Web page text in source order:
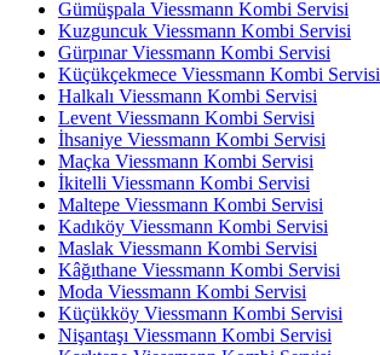
Gümüşpala Viessmann Kombi Servisi
Kuzguncuk Viessmann Kombi Servisi
Gürpınar Viessmann Kombi Servisi
Küçükçekmece Viessmann Kombi Servisi
Halkalı Viessmann Kombi Servisi
Levent Viessmann Kombi Servisi
İhsaniye Viessmann Kombi Servisi
Maçka Viessmann Kombi Servisi
İkitelli Viessmann Kombi Servisi
Maltepe Viessmann Kombi Servisi
Kadıköy Viessmann Kombi Servisi
Maslak Viessmann Kombi Servisi
Kâğıthane Viessmann Kombi Servisi
Moda Viessmann Kombi Servisi
Küçükköy Viessmann Kombi Servisi
Nişantaşı Viessmann Kombi Servisi